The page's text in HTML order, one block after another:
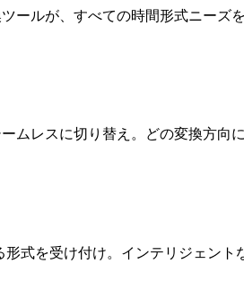
ールが、すべての時間形式ニーズ
ムレスに切り替え。どの変換方向に
式を受け付け。インテリジェント